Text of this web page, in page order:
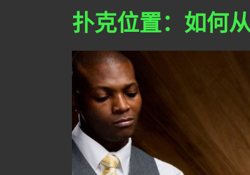
扑克位置：如何
View
Larger
Image